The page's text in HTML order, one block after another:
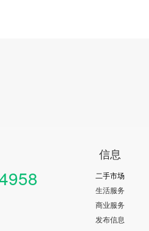
信息
二手市场
生活服务
商业服务
发布信息